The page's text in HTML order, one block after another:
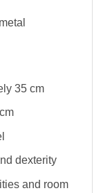
35 cm
dexterity
and room